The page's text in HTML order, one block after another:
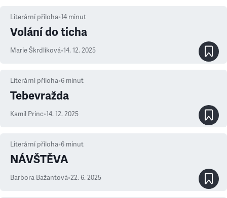
Literární příloha•14 minut
Volání do ticha
Marie Škrdlíková•14. 12. 2025
Literární příloha•6 minut
Tebevražda
Kamil Princ•14. 12. 2025
Literární příloha•6 minut
NÁVŠTĚVA
Barbora Bažantová•22. 6. 2025